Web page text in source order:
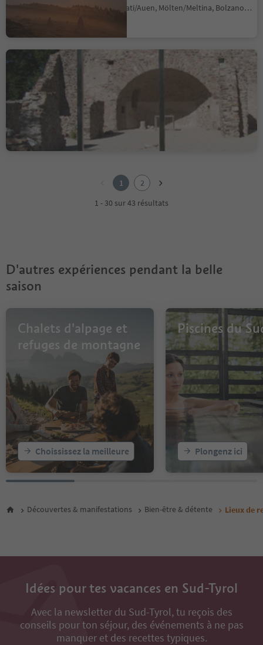
Prati/Auen, Mölten/Meltina, Bolzano/Bozen and environs
The Peace Trail
(Friedensweg) in
Caldaro/Kaltern
Caldaro Paese/Kaltern Dorf, Kaltern an der Weinstraße/Caldaro sulla Strada del Vino, Alto Adige Wine Road
Medium
Difficulté
0 m 3h:00 Min
durée
1
2
1 - 30 sur 43 résultats
D'autres expériences pendant la belle
saison
Chalets d'alpage et
refuges de montagne
Choississez la meilleure
Piscines du
Plongenz ici
Découvertes & manifestations Bien-être & détente Lieux de
Idées pour tes vacances en Sud-Tyrol
Avec la newsletter du Sud-Tyrol, tu reçois des
conseils pour ton séjour, des événements à ne pas
manquer et des recettes typiques.